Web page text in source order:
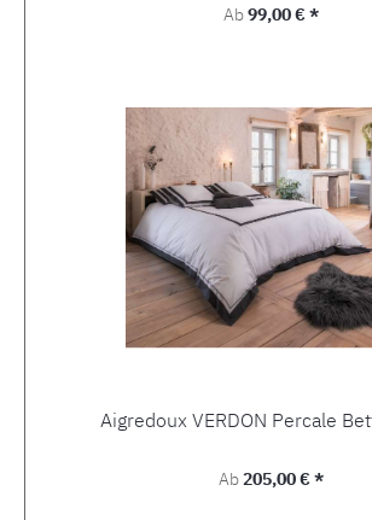
Regulärer Preis:
Ab99,00 € *
Aigredoux VERDON Percale
Regulärer Preis:
Ab205,00 € *